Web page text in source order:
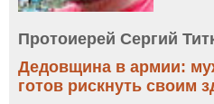
Протоиерей Сергий
Дедовщина в армии:
готов рискнуть своим